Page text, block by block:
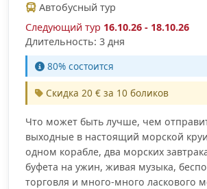
Автобусный тур
Следующий тур 16.10.26 - 18.10.26
Длительность: 3 дня
80% состоится
Скидка 20 € за 10 боликов
Что может быть лучше, чем
выходные в настоящий морской
одном корабле, два морских
буфета на ужин, живая музыка,
торговля и много-много ласкового